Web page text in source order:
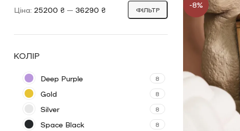
ФІЛЬТР
Ціна: 25200 ₴ — 36290 ₴
КОЛІР
Deep Purple 8
Gold 8
Silver 8
Space Black 8
-8%